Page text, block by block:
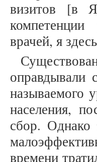
визитов [в
врачей, я
оправдывали
называемого
населения,
сбор. Однако
времени